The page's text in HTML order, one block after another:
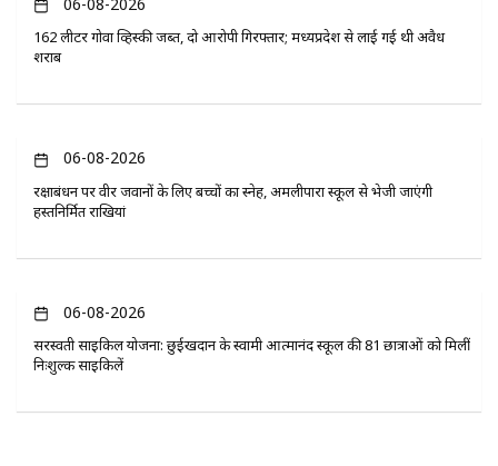
162 लीटर गोवा व्हिस्की जब्त, दो आरोपी गिरफ्तार; मध्यप्रदेश से लाई गई थी अवैध
शराब
06-08-2026
रक्षाबंधन पर वीर जवानों के लिए बच्चों का स्नेह, अमलीपारा स्कूल से भेजी जाएंगी
हस्तनिर्मित राखियां
06-08-2026
सरस्वती साइकिल योजना: छुईखदान के स्वामी आत्मानंद स्कूल की 81 छात्राओं को मिलीं
निःशुल्क साइकिलें